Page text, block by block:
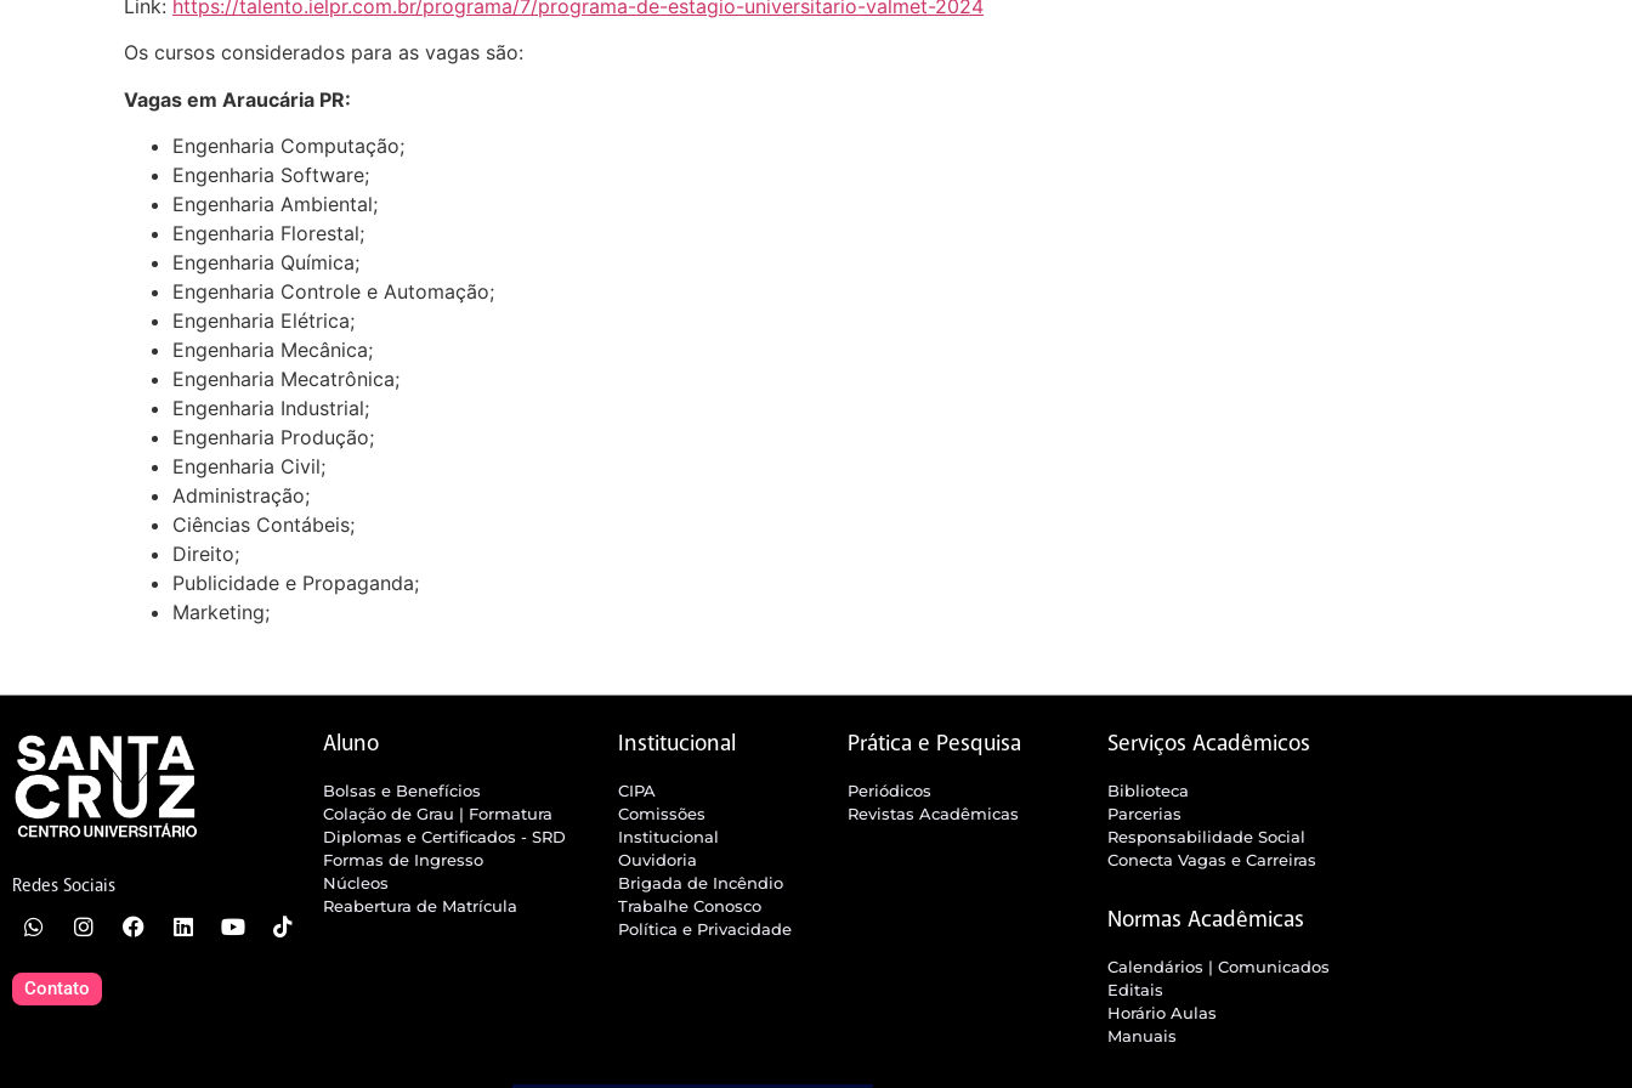
Link: https://talento.ielpr.com.br/programa/7/programa-de-estagio-universitario-valmet-2024
Os cursos considerados para as vagas são:
Vagas em Araucária PR:
Engenharia Computação;
Engenharia Software;
Engenharia Ambiental;
Engenharia Florestal;
Engenharia Química;
Engenharia Controle e Automação;
Engenharia Elétrica;
Engenharia Mecânica;
Engenharia Mecatrônica;
Engenharia Industrial;
Engenharia Produção;
Engenharia Civil;
Administração;
Ciências Contábeis;
Direito;
Publicidade e Propaganda;
Marketing;
Redes Sociais
Contato
Aluno
Bolsas e Benefícios
Colação de Grau | Formatura
Diplomas e Certificados - SRD
Formas de Ingresso
Núcleos
Reabertura de Matrícula
Institucional
CIPA
Comissões
Institucional
Ouvidoria
Brigada de Incêndio
Trabalhe Conosco
Política e Privacidade
Prática e Pesquisa
Periódicos
Revistas Acadêmicas
Serviços Acadêmicos
Biblioteca
Parcerias
Responsabilidade Social
Conecta Vagas e Carreiras
Normas Acadêmicas
Calendários | Comunicados
Editais
Horário Aulas
Manuais